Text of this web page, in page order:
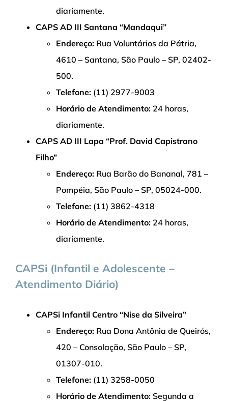
diariamente.
CAPS AD III Santana “Mandaqui”
Endereço: Rua Voluntários da Pátria,
4610 – Santana, São Paulo – SP, 02402-
500.
Telefone: (11) 2977-9003
Horário de Atendimento: 24 horas,
diariamente.
CAPS AD III Lapa “Prof. David Capistrano
Filho”
Endereço: Rua Barão do Bananal, 781 –
Pompéia, São Paulo – SP, 05024-000.
Telefone: (11) 3862-4318
Horário de Atendimento: 24 horas,
diariamente.
CAPSi (Infantil e Adolescente –
Atendimento Diário)
CAPSi Infantil Centro “Nise da Silveira”
Endereço: Rua Dona Antônia de Queirós,
420 – Consolação, São Paulo – SP,
01307-010.
Telefone: (11) 3258-0050
Horário de Atendimento: Segunda a